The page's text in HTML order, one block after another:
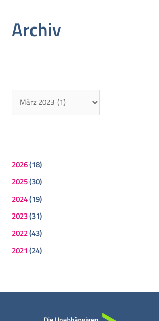
Archiv
2026(18)
2025(30)
2024(19)
2023(31)
2022(43)
2021 (24)